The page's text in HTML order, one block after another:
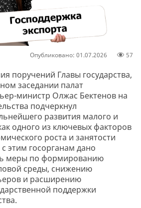
Опубликовано: 01.07.2026 57
поручений Главы государства,
заседании палат
министр Олжас Бектенов на
подчеркнул
развития малого и
одного из ключевых факторов
роста и занятости
этим госорганам дано
меры по формированию
среды, снижению
и расширению
поддержки